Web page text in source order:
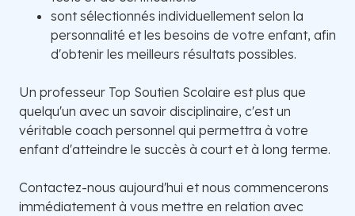
sont sélectionnés individuellement selon la
personnalité et les besoins de votre enfant, afin
d'obtenir les meilleurs résultats possibles.
Un professeur Top Soutien Scolaire est plus que
quelqu'un avec un savoir disciplinaire, c'est un
véritable coach personnel qui permettra à votre
enfant d'atteindre le succès à court et à long terme.
Contactez-nous aujourd'hui et nous commencerons
immédiatement à vous mettre en relation avec